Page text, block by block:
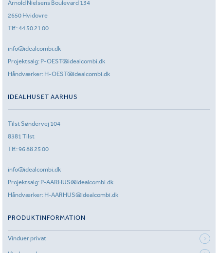
Arnold Nielsens Boulevard 134
2650 Hvidovre
Tlf.:44 50 21 00
info@idealcombi.dk
Projektsalg: P-OEST@idealcombi.dk
Håndværker: H-OEST@idealcombi.dk
IDEALHUSET AARHUS
Tilst Søndervej 104
8381 Tilst
Tlf.:96 88 25 00
info@idealcombi.dk
Projektsalg: P-AARHUS@idealcombi.dk
Håndværker: H-AARHUS@idealcombi.dk
PRODUKTINFORMATION
Vinduer privat